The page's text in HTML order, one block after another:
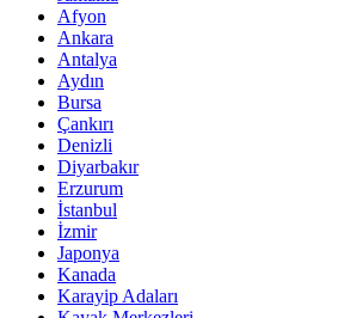
Afyon
Ankara
Antalya
Aydın
Bursa
Çankırı
Denizli
Diyarbakır
Erzurum
İstanbul
İzmir
Japonya
Kanada
Karayip Adaları